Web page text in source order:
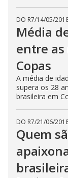
DO R7/14/05/
Média
entre as
Copas
A média de
supera os 28
brasileira em
DO R7/21/06/
Quem